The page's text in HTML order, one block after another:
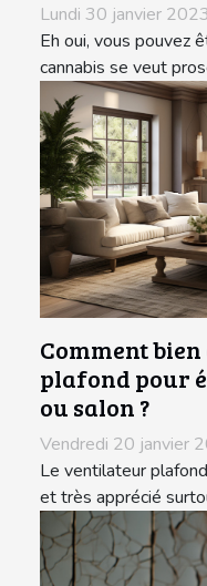
Lundi 30 janvier
Eh oui, vous pouvez
cannabis se veut
Comment
plafond pour
ou salon ?
Vendredi 20 janvier
Le ventilateur
et très apprécié